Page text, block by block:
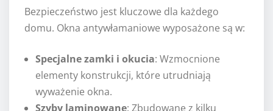
Bezpieczeństwo jest kluczowe dla każdego
domu. Okna antywłamaniowe wyposażone są w:
Specjalne zamki i okucia: Wzmocnione
elementy konstrukcji, które utrudniają
wyważenie okna.
Szyby laminowane: Zbudowane z kilku